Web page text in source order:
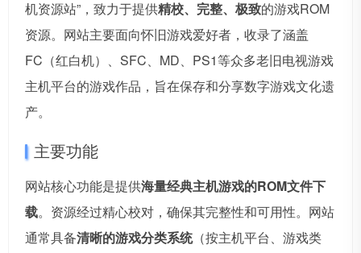
机资源站”，致力于提供精校、完整、极致的游戏ROM
资源。网站主要面向怀旧游戏爱好者，收录了涵盖
FC（红白机）、SFC、MD、PS1等众多老旧电视游戏
主机平台的游戏作品，旨在保存和分享数字游戏文化遗
产。
主要功能
网站核心功能是提供海量经典主机游戏的ROM文件下
载。资源经过精心校对，确保其完整性和可用性。网站
通常具备清晰的游戏分类系统（按主机平台、游戏类